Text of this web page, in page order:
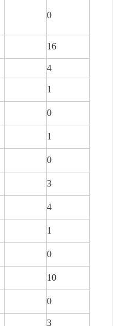
0
16
4
1
0
1
0
3
4
1
0
10
0
3